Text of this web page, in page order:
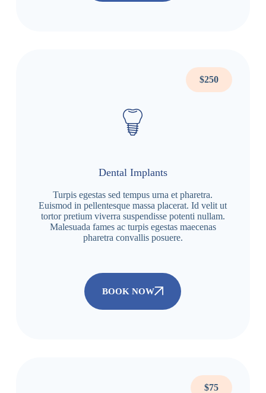
$250
Dental Implants
Turpis egestas sed tempus urna et pharetra.
Euismod in pellentesque massa placerat. Id velit ut
tortor pretium viverra suspendisse potenti nullam.
Malesuada fames ac turpis egestas maecenas
pharetra convallis posuere.
BOOK NOW
$75